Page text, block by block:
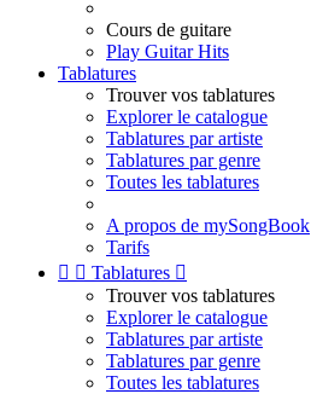
Cours de guitare
Play Guitar Hits
Tablatures
Trouver vos tablatures
Explorer le catalogue
Tablatures par artiste
Tablatures par genre
Toutes les tablatures
A propos de mySongBook
Tarifs
  Tablatures 
Trouver vos tablatures
Explorer le catalogue
Tablatures par artiste
Tablatures par genre
Toutes les tablatures